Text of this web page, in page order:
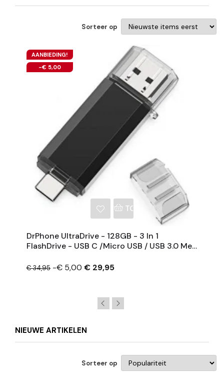
Sorteer op
AANBIEDING!
-€ 5,00
TOEVOEGEN AAN
DrPhone UltraDrive - 128GB - 3 In 1
FlashDrive - USB C /Micro USB / USB 3.0 Met
€ 34,95 -€ 5,00 € 29,95
NIEUWE ARTIKELEN
Sorteer op